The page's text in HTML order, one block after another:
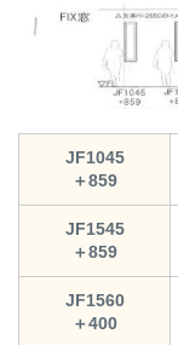
JF1045
＋859
JF1545
＋859
JF1560
＋400